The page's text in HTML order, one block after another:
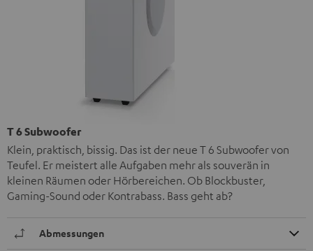
T 6 Subwoofer
Klein, praktisch, bissig. Das ist der neue T 6 Subwoofer von
Teufel. Er meistert alle Aufgaben mehr als souverän in
kleinen Räumen oder Hörbereichen. Ob Blockbuster,
Gaming-Sound oder Kontrabass. Bass geht ab?
Abmessungen